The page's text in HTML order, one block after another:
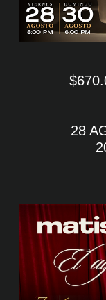
28